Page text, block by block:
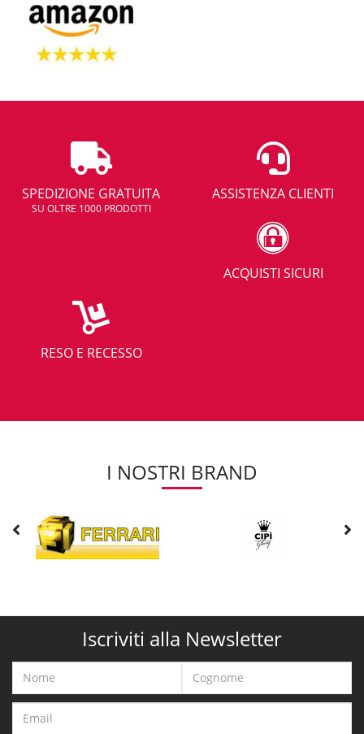
SPEDIZIONE GRATUITA
SU OLTRE 1000 PRODOTTI
ASSISTENZA CLIENTI
ACQUISTI SICURI
RESO E RECESSO
I NOSTRI BRAND
Iscriviti alla Newsletter